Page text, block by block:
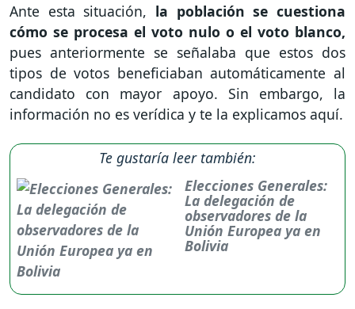
Ante esta situación, la población se cuestiona
cómo se procesa el voto nulo o el voto blanco,
pues anteriormente se señalaba que estos dos
tipos de votos beneficiaban automáticamente al
candidato con mayor apoyo. Sin embargo, la
información no es verídica y te la explicamos aquí.
Te gustaría leer también:
Elecciones Generales:
La delegación de
observadores de la
Unión Europea ya en
Bolivia